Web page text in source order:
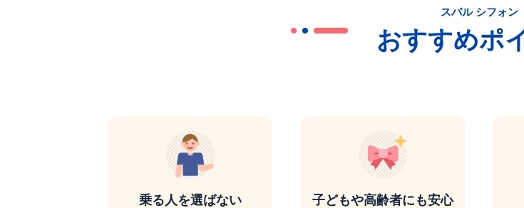
スバル シフォン
おすすめポ
乗る人を選ばない 子どもや高齢者にも安心